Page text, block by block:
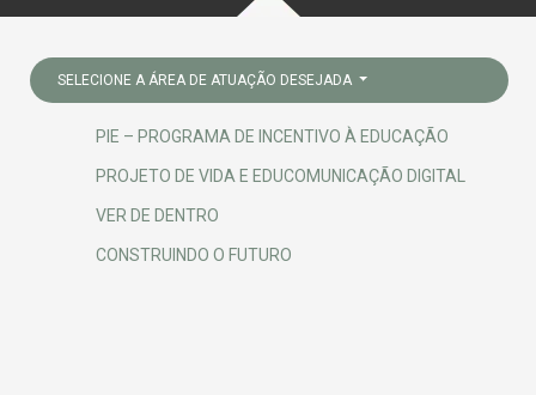
SELECIONE A ÁREA DE ATUAÇÃO DESEJADA
PIE – PROGRAMA DE INCENTIVO À EDUCAÇÃO
PROJETO DE VIDA E EDUCOMUNICAÇÃO DIGITAL
VER DE DENTRO
CONSTRUINDO O FUTURO